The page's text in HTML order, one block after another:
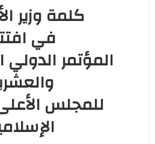
كلمة وزير
في
المؤتمر الدولي
للمجلس